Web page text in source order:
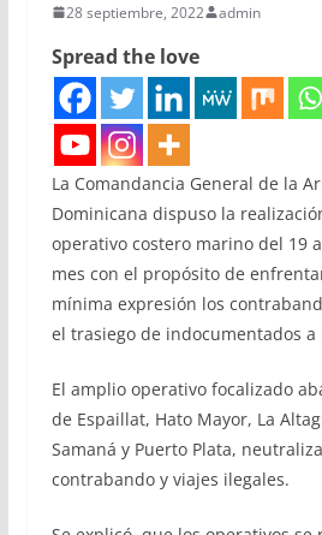
28 septiembre, 2022 admin
Spread the love
La Comandancia General de la
Dominicana dispuso la
operativo costero marino del 19
mes con el propósito de
mínima expresión los
el trasiego de indocumentados a
El amplio operativo focalizado
de Espaillat, Hato Mayor, La
Samaná y Puerto Plata,
contrabando y viajes ilegales.